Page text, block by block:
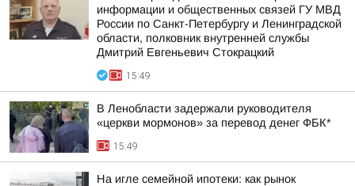
информации и общественных связей ГУ МВД
России по Санкт-Петербургу и Ленинградской
области, полковник внутренней службы
Дмитрий Евгеньевич Стокрацкий
15:49
В Ленобласти задержали руководителя
«церкви мормонов» за перевод денег ФБК*
15:49
На игле семейной ипотеки: как рынок